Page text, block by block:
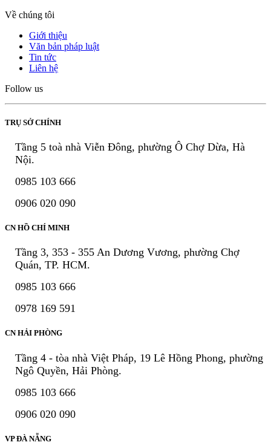
Về chúng tôi
Giới thiệu
Văn bản pháp luật
Tin tức
Liên hệ
Follow us
TRỤ SỞ CHÍNH
Tầng 5 toà nhà Viễn Đông, phường Ô Chợ Dừa, Hà
Nội.
0985 103 666
0906 020 090
CN HỒ CHÍ MINH
Tầng 3, 353 - 355 An Dương Vương, phường Chợ
Quán, TP. HCM.
0985 103 666
0978 169 591
CN HẢI PHÒNG
Tầng 4 - tòa nhà Việt Pháp, 19 Lê Hồng Phong, phường
Ngô Quyền, Hải Phòng.
0985 103 666
0906 020 090
VP ĐÀ NẴNG